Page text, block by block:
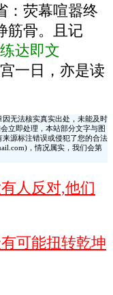
：荧幕喧嚣终
筋骨。且记
达即文
宫一日，亦是读
无法核实真实出处，未能及时
立即处理，本站部分文字与图
源标注错误或侵犯了您的合法
，情况属实，我们会第
人反对,他们
可能扭转乾坤